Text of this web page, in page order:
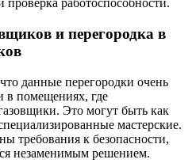
проверка работоспособности.
и перегородка в
данные перегородки очень
в помещениях, где
Это могут быть как
мастерские.
требования к безопасности,
незаменимым решением.